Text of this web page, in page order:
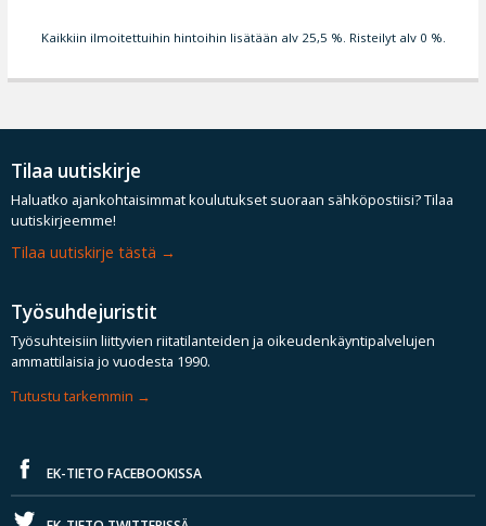
Kaikkiin ilmoitettuihin hintoihin lisätään alv 25,5 %. Risteilyt alv 0 %.
Tilaa uutiskirje
Haluatko ajankohtaisimmat koulutukset suoraan sähköpostiisi? Tilaa
uutiskirjeemme!
Tilaa uutiskirje tästä
Työsuhdejuristit
Työsuhteisiin liittyvien riitatilanteiden ja oikeudenkäyntipalvelujen
ammattilaisia jo vuodesta 1990.
Tutustu tarkemmin
EK-TIETO FACEBOOKISSA